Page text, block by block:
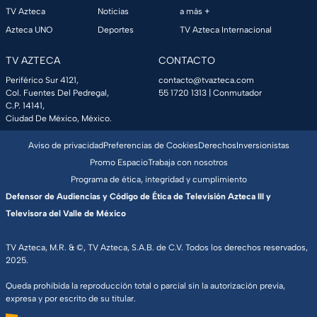
TV Azteca
Azteca UNO
Noticias
Deportes
a más +
TV Azteca Internacional
TV AZTECA
Periférico Sur 4121,
Col. Fuentes Del Pedregal,
C.P. 14141,
Ciudad De México, México.
CONTACTO
contacto@tvazteca.com
55 1720 1313 | Conmutador
TV Azteca, M.R. & ©, TV Azteca, S.A.B. de C.V. Todos los derechos reservados,
2025.
Queda prohibida la reproducción total o parcial sin la autorización previa,
expresa y por escrito de su titular.
Aviso de privacidadPreferencias de CookiesDerechosInversionistas
Promo EspacioTrabaja con nosotros
Programa de ética, integridad y cumplimiento
Defensor de Audiencias y Código de Ética de Televisión Azteca III y
Televisora del Valle de México